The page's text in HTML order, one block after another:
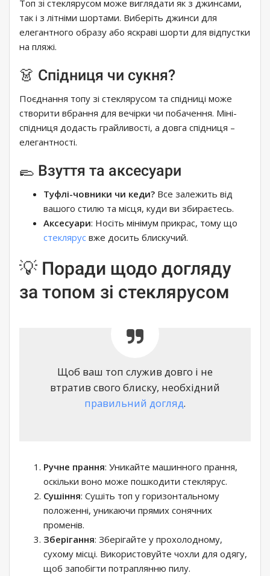
Топ зі стеклярусом може виглядати як з джинсами,
так і з літніми шортами. Виберіть джинси для
елегантного образу або яскраві шорти для відпустки
на пляжі.
👗 Спідниця чи сукня?
Поєднання топу зі стеклярусом та спідниці може
створити вбрання для вечірки чи побачення. Міні-
спідниця додасть грайливості, а довга спідниця –
елегантності.
🥿 Взуття та аксесуари
Туфлі-човники чи кеди? Все залежить від
вашого стилю та місця, куди ви збираєтесь.
Аксесуари: Носіть мінімум прикрас, тому що
стеклярус вже досить блискучий.
💡 Поради щодо догляду
за топом зі стеклярусом
Щоб ваш топ служив довго і не
втратив свого блиску, необхідний
правильний догляд.
Ручне прання: Уникайте машинного прання,
оскільки воно може пошкодити стеклярус.
Сушіння: Сушіть топ у горизонтальному
положенні, уникаючи прямих сонячних
променів.
Зберігання: Зберігайте у прохолодному,
сухому місці. Використовуйте чохли для одягу,
щоб запобігти потраплянню пилу.